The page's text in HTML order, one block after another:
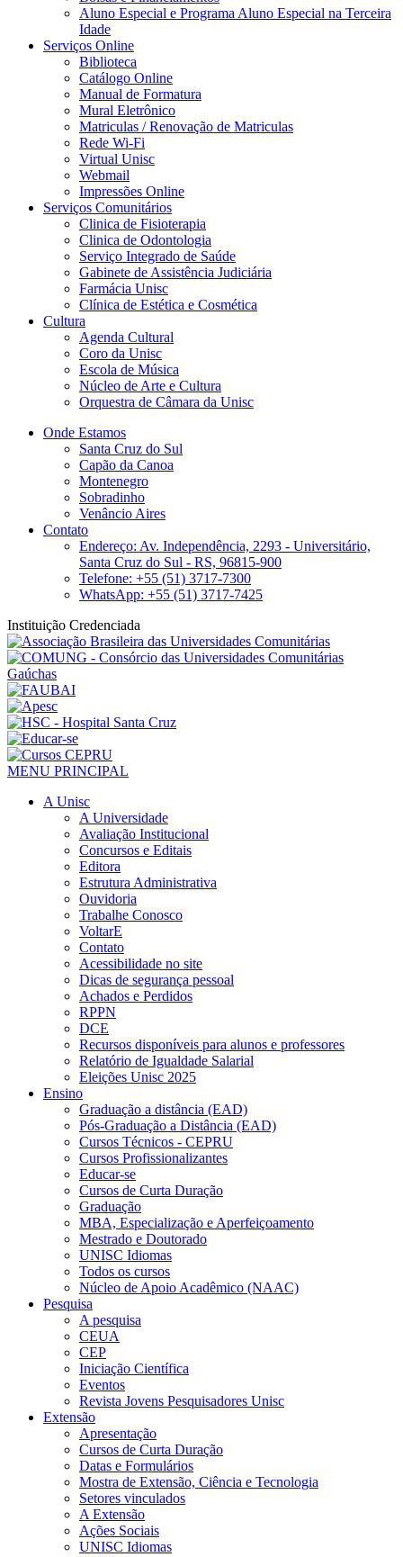
Aluno Especial e Programa Aluno Especial na Terceira
Idade
Serviços Online
Biblioteca
Catálogo Online
Manual de Formatura
Mural Eletrônico
Matriculas / Renovação de Matriculas
Rede Wi-Fi
Virtual Unisc
Webmail
Impressões Online
Serviços Comunitários
Clinica de Fisioterapia
Clinica de Odontologia
Serviço Integrado de Saúde
Gabinete de Assistência Judiciária
Farmácia Unisc
Clínica de Estética e Cosmética
Cultura
Agenda Cultural
Coro da Unisc
Escola de Música
Núcleo de Arte e Cultura
Orquestra de Câmara da Unisc
Onde Estamos
Santa Cruz do Sul
Capão da Canoa
Montenegro
Sobradinho
Venâncio Aires
Contato
Endereço: Av. Independência, 2293 - Universitário,
Santa Cruz do Sul - RS, 96815-900
Telefone: +55 (51) 3717-7300
WhatsApp: +55 (51) 3717-7425
Instituição Credenciada
MENU PRINCIPAL
A Unisc
A Universidade
Avaliação Institucional
Concursos e Editais
Editora
Estrutura Administrativa
Ouvidoria
Trabalhe Conosco
VoltarE
Contato
Acessibilidade no site
Dicas de segurança pessoal
Achados e Perdidos
RPPN
DCE
Recursos disponíveis para alunos e professores
Relatório de Igualdade Salarial
Eleições Unisc 2025
Ensino
Graduação a distância (EAD)
Pós-Graduação a Distância (EAD)
Cursos Técnicos - CEPRU
Cursos Profissionalizantes
Educar-se
Cursos de Curta Duração
Graduação
MBA, Especialização e Aperfeiçoamento
Mestrado e Doutorado
UNISC Idiomas
Todos os cursos
Núcleo de Apoio Acadêmico (NAAC)
Pesquisa
A pesquisa
CEUA
CEP
Iniciação Científica
Eventos
Revista Jovens Pesquisadores Unisc
Extensão
Apresentação
Cursos de Curta Duração
Datas e Formulários
Mostra de Extensão, Ciência e Tecnologia
Setores vinculados
A Extensão
Ações Sociais
UNISC Idiomas